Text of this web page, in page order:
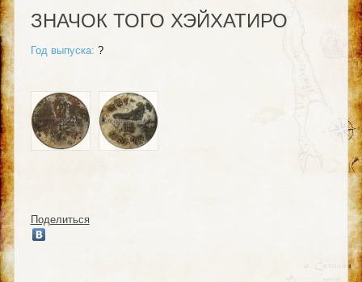
ЗНАЧОК ТОГО ХЭЙХАТИРО
Год выпуска: ?
Поделиться